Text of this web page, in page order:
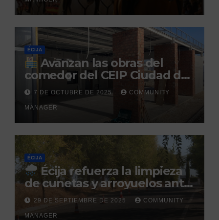
Caballar
ÉCIJA
Avanzan las obras del
comedor del CEIP Ciudad del
Sol: su finalización está
prevista para finales de 2025
7 DE OCTUBRE DE 2025 COMMUNITY
MANAGER
ÉCIJA
Écija refuerza la limpieza
de cunetas y arroyuelos ante
la llegada de las lluvias
otoñales
29 DE SEPTIEMBRE DE 2025 COMMUNITY
MANAGER